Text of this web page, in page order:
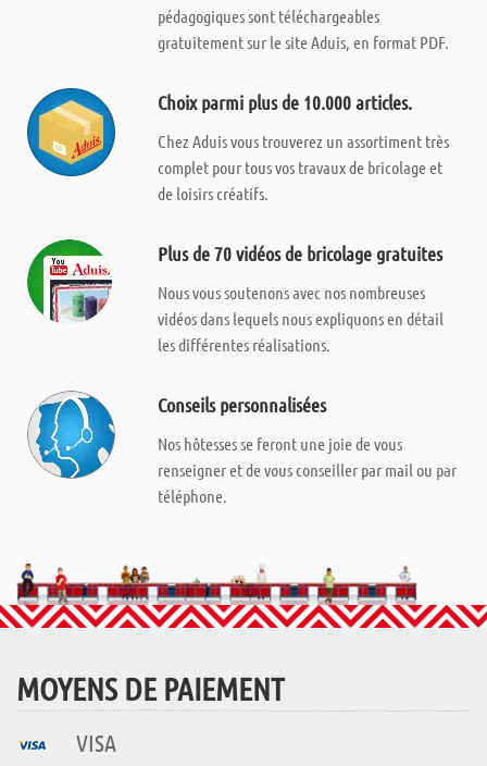
pédagogiques sont téléchargeables
gratuitement sur le site Aduis, en format PDF.
Choix parmi plus de 10.000 articles.
Chez Aduis vous trouverez un assortiment très
complet pour tous vos travaux de bricolage et
de loisirs créatifs.
Plus de 70 vidéos de bricolage gratuites
Nous vous soutenons avec nos nombreuses
vidéos dans lequels nous expliquons en détail
les différentes réalisations.
Conseils personnalisées
Nos hôtesses se feront une joie de vous
renseigner et de vous conseiller par mail ou par
téléphone.
MOYENS DE PAIEMENT
VISA